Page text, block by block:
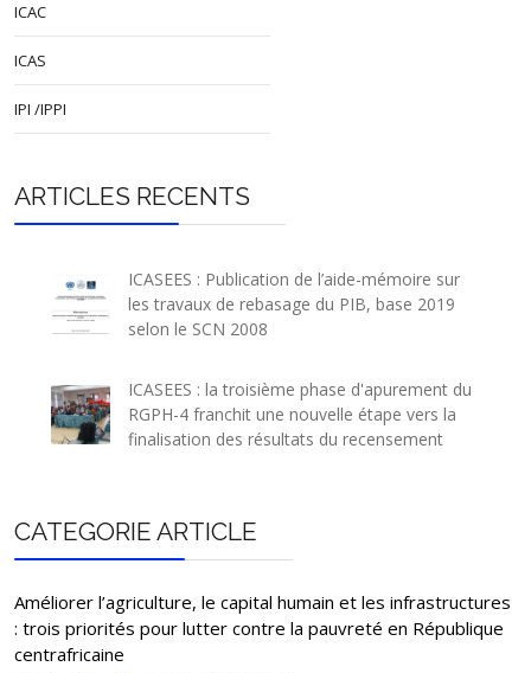
ICAC
ICAS
IPI /IPPI
ARTICLES RECENTS
ICASEES : Publication de l’aide-mémoire sur
les travaux de rebasage du PIB, base 2019
selon le SCN 2008
ICASEES : la troisième phase d'apurement du
RGPH-4 franchit une nouvelle étape vers la
finalisation des résultats du recensement
CATEGORIE ARTICLE
Améliorer l’agriculture, le capital humain et les infrastructures
: trois priorités pour lutter contre la pauvreté en République
centrafricaine